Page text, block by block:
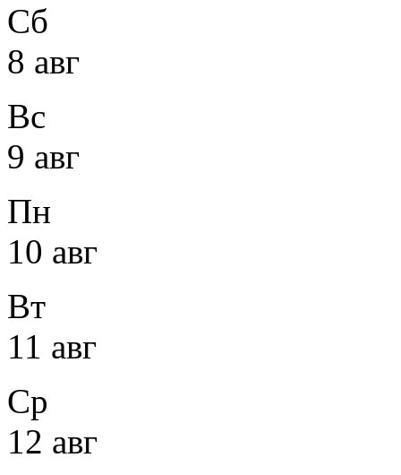
Сб
8 авг
Вс
9 авг
Пн
10 авг
Вт
11 авг
Ср
12 авг